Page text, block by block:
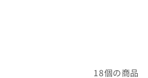
18個の商品